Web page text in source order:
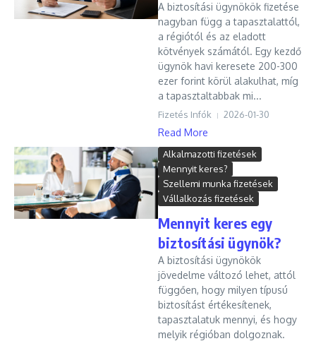
A biztosítási ügynökök fizetése
nagyban függ a tapasztalattól,
a régiótól és az eladott
kötvények számától. Egy kezdő
ügynök havi keresete 200-300
ezer forint körül alakulhat, míg
a tapasztaltabbak mi...
Fizetés Infók 2026-01-30
Read More
Alkalmazotti fizetések
Mennyit keres?
Szellemi munka fizetések
Vállalkozás fizetések
Mennyit keres egy
biztosítási ügynök?
A biztosítási ügynökök
jövedelme változó lehet, attól
függően, hogy milyen típusú
biztosítást értékesítenek,
tapasztalatuk mennyi, és hogy
melyik régióban dolgoznak.